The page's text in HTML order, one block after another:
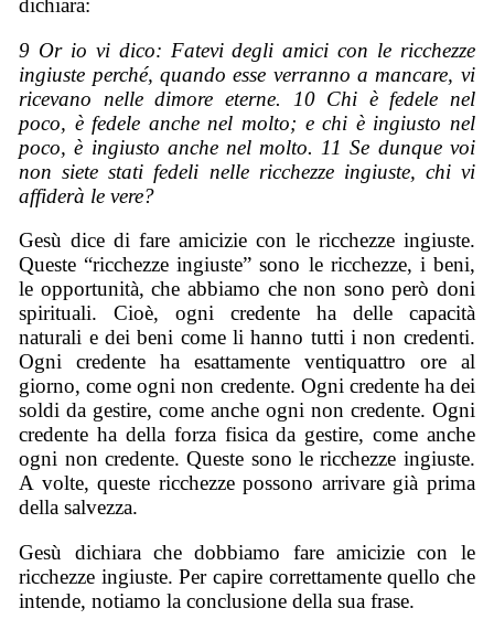
dichiara:
9 Or io vi dico: Fatevi degli amici con le ricchezze
ingiuste perché, quando esse verranno a mancare, vi
ricevano nelle dimore eterne.
10 Chi è fedele nel
poco, è fedele anche nel molto; e chi è ingiusto nel
poco, è ingiusto anche nel molto. 11 Se dunque voi
non siete stati fedeli nelle ricchezze ingiuste, chi vi
affiderà le vere?
Gesù dice di fare amicizie con le ricchezze ingiuste.
Queste “ricchezze ingiuste” sono le ricchezze, i beni,
le opportunità, che abbiamo che non sono però doni
spirituali. Cioè, ogni credente ha delle capacità
naturali e dei beni come li hanno tutti i non credenti.
Ogni credente ha esattamente ventiquattro ore al
giorno, come ogni non credente. Ogni credente ha dei
soldi da gestire, come anche ogni non credente. Ogni
credente ha della forza fisica da gestire, come anche
ogni non credente. Queste sono le ricchezze ingiuste.
A volte, queste ricchezze possono arrivare già prima
della salvezza.
Gesù dichiara che dobbiamo fare amicizie con le
ricchezze ingiuste. Per capire correttamente quello che
intende, notiamo la conclusione della sua frase.